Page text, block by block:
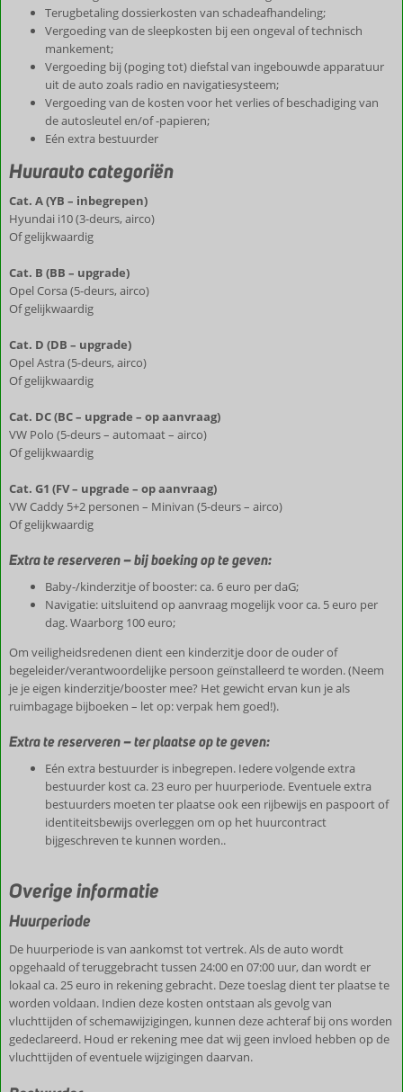
Terugbetaling dossierkosten van schadeafhandeling;
Vergoeding van de sleepkosten bij een ongeval of technisch
mankement;
Vergoeding bij (poging tot) diefstal van ingebouwde apparatuur
uit de auto zoals radio en navigatiesysteem;
Vergoeding van de kosten voor het verlies of beschadiging van
de autosleutel en/of -papieren;
Eén extra bestuurder
Huurauto categoriën
Cat. A (YB – inbegrepen)
Hyundai i10 (3-deurs, airco)
Of gelijkwaardig
Cat. B (BB – upgrade)
Opel Corsa (5-deurs, airco)
Of gelijkwaardig
Cat. D (DB – upgrade)
Opel Astra (5-deurs, airco)
Of gelijkwaardig
Cat. DC (BC – upgrade – op aanvraag)
VW Polo (5-deurs – automaat – airco)
Of gelijkwaardig
Cat. G1 (FV – upgrade – op aanvraag)
VW Caddy 5+2 personen – Minivan (5-deurs – airco)
Of gelijkwaardig
Extra te reserveren – bij boeking op te geven:
Baby-/kinderzitje of booster: ca. 6 euro per daG;
Navigatie: uitsluitend op aanvraag mogelijk voor ca. 5 euro per
dag. Waarborg 100 euro;
Om veiligheidsredenen dient een kinderzitje door de ouder of
begeleider/verantwoordelijke persoon geïnstalleerd te worden. (Neem
je je eigen kinderzitje/booster mee? Het gewicht ervan kun je als
ruimbagage bijboeken – let op: verpak hem goed!).
Extra te reserveren – ter plaatse op te geven:
Eén extra bestuurder is inbegrepen. Iedere volgende extra
bestuurder kost ca. 23 euro per huurperiode. Eventuele extra
bestuurders moeten ter plaatse ook een rijbewijs en paspoort of
identiteitsbewijs overleggen om op het huurcontract
bijgeschreven te kunnen worden..
Overige informatie
Huurperiode
De huurperiode is van aankomst tot vertrek. Als de auto wordt
opgehaald of teruggebracht tussen 24:00 en 07:00 uur, dan wordt er
lokaal ca. 25 euro in rekening gebracht. Deze toeslag dient ter plaatse te
worden voldaan. Indien deze kosten ontstaan als gevolg van
vluchttijden of schemawijzigingen, kunnen deze achteraf bij ons worden
gedeclareerd. Houd er rekening mee dat wij geen invloed hebben op de
vluchttijden of eventuele wijzigingen daarvan.